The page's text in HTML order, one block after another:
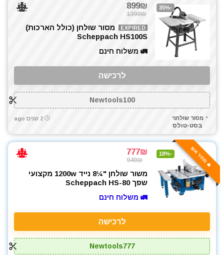
-35%
899₪
1390₪
EXPIRED
מסור שולחן (כולל הארכות)
Scheppach HS100S
🚛 משלוח חינם
לרכישה
Newtools100
מסור שולחני
בסט-טולס
2 שנים ago
🔥 מחיר אש -18%
777₪
949₪
משור שולחן "¼8 נייד 1200w מקצועי
שפך Scheppach HS-80
🚛 משלוח חינם
לרכישה
Newtools777